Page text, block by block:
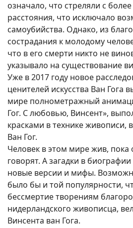
означало, что стреляли с
расстояния, что исключало
самоубийства. Однако, из
сострадания к молодому
что в его смерти никто не
указывало на существование
Уже в 2017 году новое
ценителей искусства Ван Гога
мире полнометражный
Гог. С любовью, Винсент»,
красками в технике живописи,
Ван Гог.
Человек в этом мире жив,
говорят. А загадки в
новые версии и мифы.
было бы и той популярности,
бессмертие творениям
нидерландского живописца,
Винсента ван Гога.